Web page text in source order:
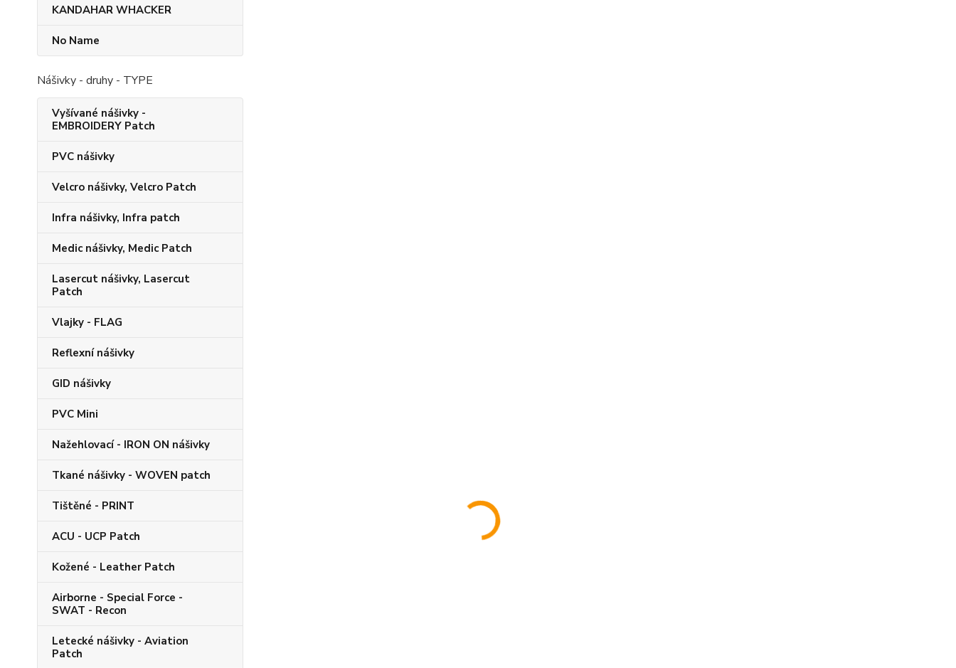
KANDAHAR​ WHACKER
No Name
Nášivky - druhy - TYPE
Vyšívané nášivky -
EMBROIDERY Patch
PVC nášivky
Velcro nášivky, Velcro Patch
Infra nášivky, Infra patch
Medic nášivky, Medic Patch
Lasercut nášivky, Lasercut
Patch
Vlajky - FLAG
Reflexní nášivky
GID nášivky
PVC Mini
Nažehlovací - IRON ON nášivky
Tkané nášivky - WOVEN patch
Tištěné - PRINT
ACU - UCP Patch
Kožené - Leather Patch
Airborne - Special Force -
SWAT - Recon
Letecké nášivky - Aviation
Patch